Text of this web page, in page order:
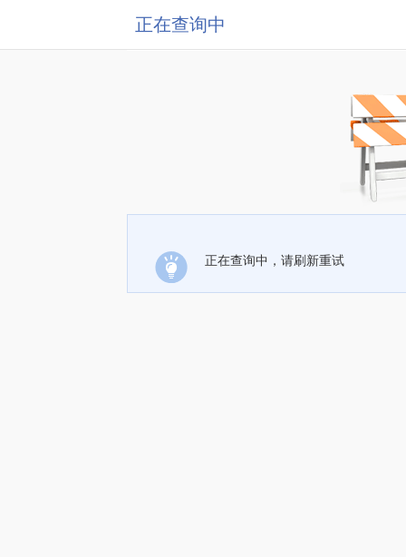
正在查询中
正在查询中，请刷新重试